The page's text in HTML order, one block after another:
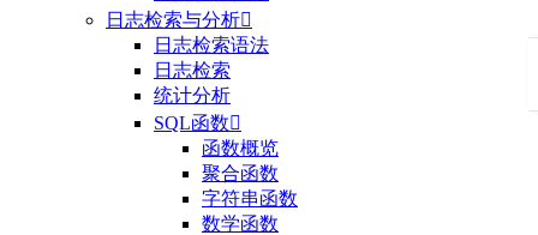
日志检索与分析
日志检索语法
日志检索
统计分析
SQL函数
函数概览
聚合函数
字符串函数
数学函数